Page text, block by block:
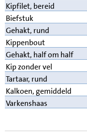
Kipfilet, bereid
Biefstuk
Gehakt, rund
Kippenbout
Gehakt, half om half
Kip zonder vel
Tartaar, rund
Kalkoen, gemiddeld
Varkenshaas